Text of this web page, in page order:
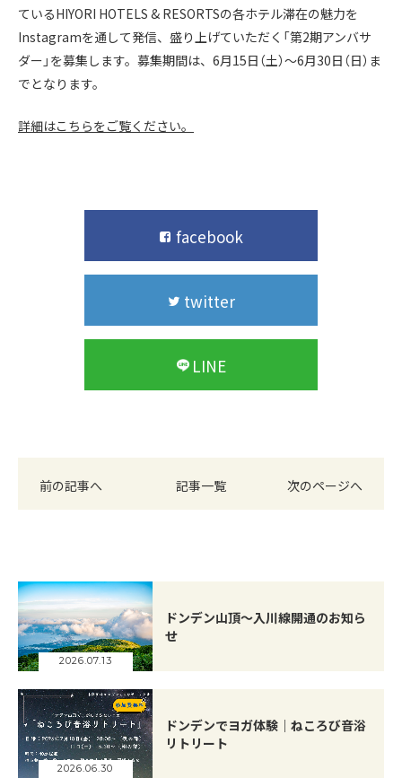
ているHIYORI HOTELS & RESORTSの各ホテル滞在の魅力を
Instagramを通して発信、盛り上げていただく「第2期アンバサ
ダー」を募集します。募集期間は、6月15日（土）～6月30日（日）ま
でとなります。
詳細はこちらをご覧ください。
facebook
twitter
LINE
記事一覧
前の記事へ 次のページへ
2026.07.13
ドンデン山頂～入川線開通のお知ら
せ
2026.06.30
ドンデンでヨガ体験｜ねころび音浴
リトリート